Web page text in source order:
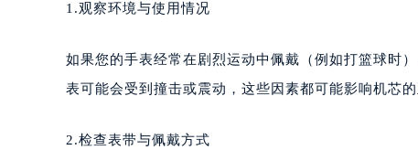
1.观察环境与使用情况
如果您的手表经常在剧烈运动中佩戴（例如打篮球时
表可能会受到撞击或震动，这些因素都可能影响机芯
2.检查表带与佩戴方式